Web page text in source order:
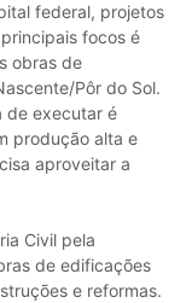
federal, projetos
focos é
obras de
Pôr do Sol.
de executar é
produção alta e
aproveitar a
Civil pela
de edificações
e reformas.